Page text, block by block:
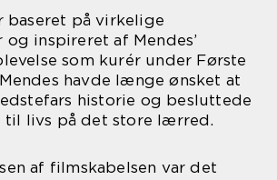
baseret på virkelige
inspireret af Mendes’
som kurér under Første
havde længe ønsket at
historie og besluttede
til livs på det store lærred.
af filmskabelsen var det